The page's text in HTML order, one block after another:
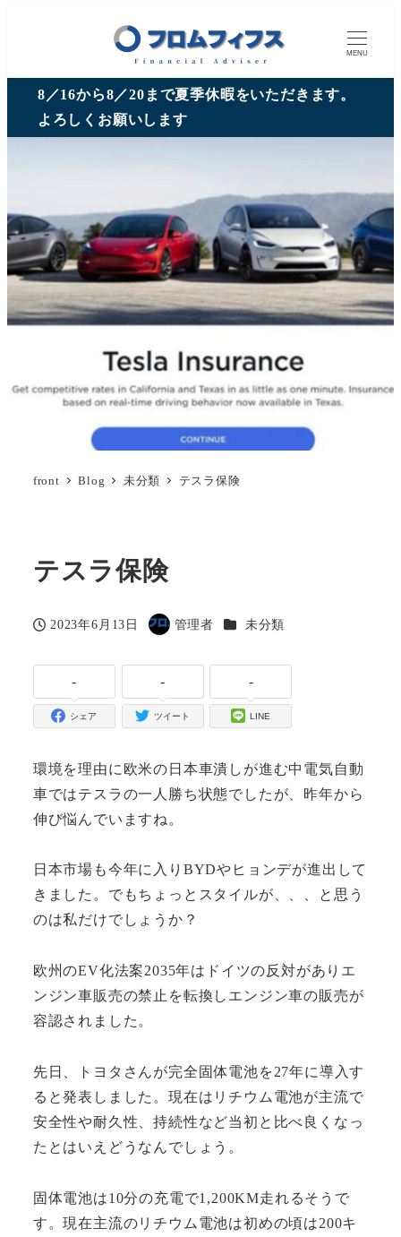
MENU
8／16から8／20まで夏季休暇をいただきます。
よろしくお願いします
front Blog 未分類 テスラ保険
テスラ保険
投稿日
2023年6月13日
著
管理者 カテゴリー
未分類
-
シェア
-
ツイート
-
LINE
環境を理由に欧米の日本車潰しが進む中電気自動
車ではテスラの一人勝ち状態でしたが、昨年から
伸び悩んでいますね。
日本市場も今年に入りBYDやヒョンデが進出して
きました。でもちょっとスタイルが、、、と思う
のは私だけでしょうか？
欧州のEV化法案2035年はドイツの反対がありエ
ンジン車販売の禁止を転換しエンジン車の販売が
容認されました。
先日、トヨタさんが完全固体電池を27年に導入す
ると発表しました。現在はリチウム電池が主流で
安全性や耐久性、持続性など当初と比べ良くなっ
たとはいえどうなんでしょう。
固体電池は10分の充電で1,200KM走れるそうで
す。現在主流のリチウム電池は初めの頃は200キ